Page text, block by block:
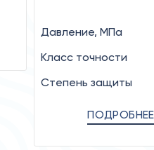
Давление, MПa
Класс точности
Степень защиты
ПОДРОБНЕЕ